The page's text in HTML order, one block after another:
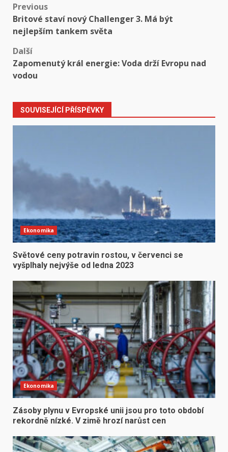
Post
navigation
Previous
Britové staví nový Challenger 3. Má být
nejlepším tankem světa
Další
Zapomenutý král energie: Voda drží Evropu nad
vodou
SOUVISEJÍCÍ PŘÍSPĚVKY
Ekonomika
Světové ceny potravin rostou, v červenci se
vyšplhaly nejvýše od ledna 2023
Ekonomika
Zásoby plynu v Evropské unii jsou pro toto období
rekordně nízké. V zimě hrozí narůst cen